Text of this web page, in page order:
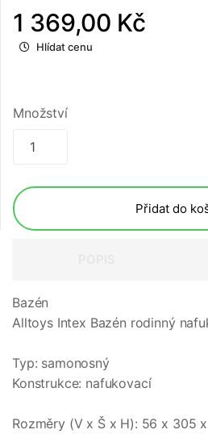
1 369,00 Kč
Hlídat cenu
Množství
Přidat do
Bazén
Alltoys Intex Bazén rodinný
Typ: samonosný
Konstrukce: nafukovací
Rozměry (V x Š x H): 56 x 305